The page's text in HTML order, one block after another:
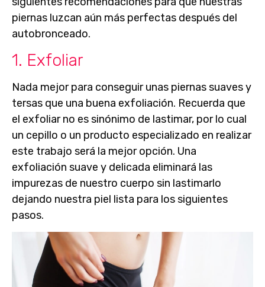
piernas luzcan aún más perfectas después del
autobronceado.
1. Exfoliar
Nada mejor para conseguir unas piernas suaves y
tersas que una buena exfoliación. Recuerda que
el exfoliar no es sinónimo de lastimar, por lo cual
un cepillo o un producto especializado en realizar
este trabajo será la mejor opción. Una
exfoliación suave y delicada eliminará las
impurezas de nuestro cuerpo sin lastimarlo
dejando nuestra piel lista para los siguientes
pasos.